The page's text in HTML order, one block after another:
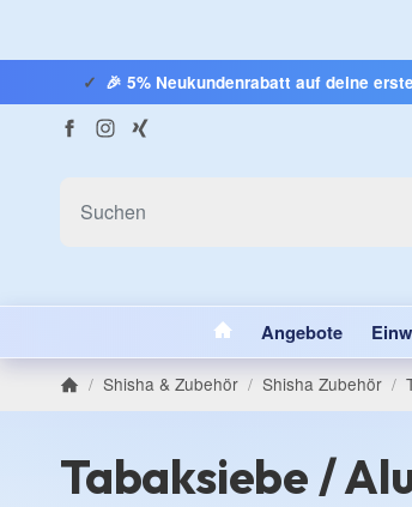
🎉 5% Neukundenrabatt auf deine
#custom.linkHome#
Angebote
/ Shisha & Zubehör / Shisha Zubehör /
Tabaksiebe /